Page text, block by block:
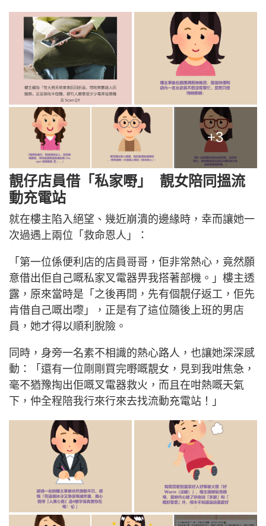
+3
靚仔店員借「私家嘢」 靚女陪同搵流
動充電站
就在樓主陷入絕望、幾近崩潰的邊緣時，幸而讓她一
次過遇上兩位「救命恩人」：
「第一位係便利店的店員哥哥，佢非常熱心，竟然願
意借出佢自己嘅私家叉電器畀我搭著部機。」樓主透
露，原來當時是「之後再問，先有個靚仔返工，佢先
肯借自己嘅出嚟」，正是有了這位隨後上班的男店
員，她才得以順利脫險。
同時，身旁一名素不相識的熱心路人，也讓她深深感
動：「還有一位剛剛買完嘢嘅靚女，見到我咁焦急，
毫不猶豫掏出佢嘅叉電器救火，而且在咁熱嘅天氣
下，仲全程陪我行來行來去找流動充電站！」